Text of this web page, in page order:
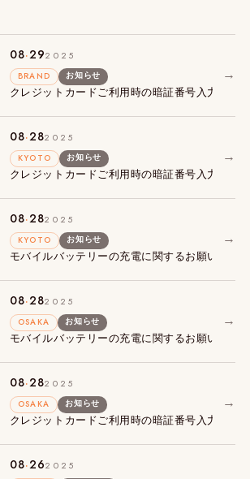
08.292025
BRAND
お知らせ
クレジットカードご利用時の暗証番号入力必須
→
08.282025
KYOTO
お知らせ
クレジットカードご利用時の暗証番号入力必須
→
08.282025
KYOTO
お知らせ
モバイルバッテリーの充電に関するお願い
→
08.282025
OSAKA
お知らせ
モバイルバッテリーの充電に関するお願い
→
08.282025
OSAKA
お知らせ
クレジットカードご利用時の暗証番号入力必須
→
08.262025